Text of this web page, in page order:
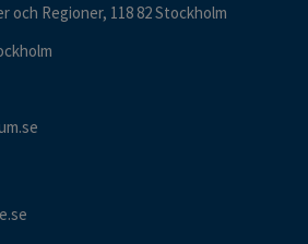
och Regioner, 118 82 Stockholm